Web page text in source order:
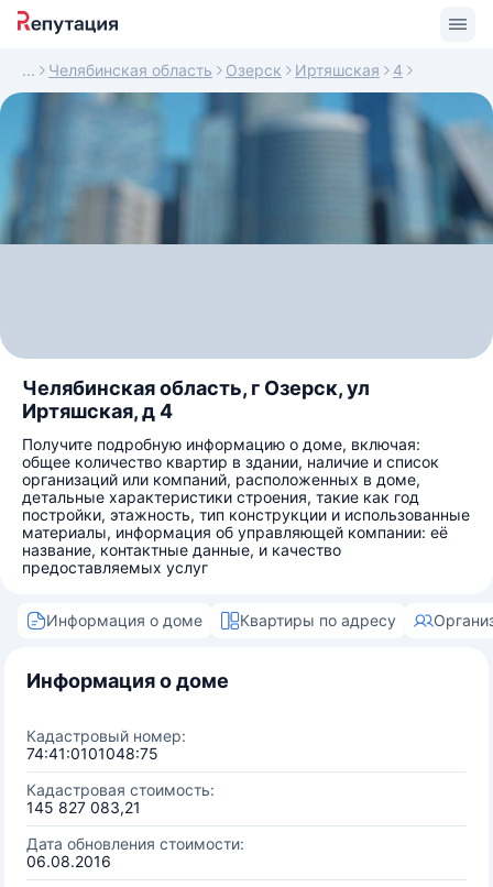
Челябинская область Озерск Иртяшская 4
Челябинская область, г Озерск, ул
Иртяшская, д 4
Получите подробную информацию о доме, включая:
общее количество квартир в здании, наличие и список
организаций или компаний, расположенных в доме,
детальные характеристики строения, такие как год
постройки, этажность, тип конструкции и использованные
материалы, информация об управляющей компании: её
название, контактные данные, и качество
предоставляемых услуг
Информация о доме Квартиры по адресу
Информация о доме
Кадастровый номер:
74:41:0101048:75
Кадастровая стоимость:
145 827 083,21
Дата обновления стоимости:
06.08.2016